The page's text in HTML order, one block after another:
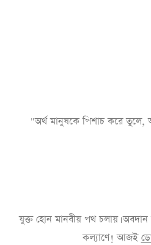
"অর্থ মানুষকে পিশাচ করে
যুক্ত হোন মানবীয় পথ চলায়।
কল্যাণে! আজই